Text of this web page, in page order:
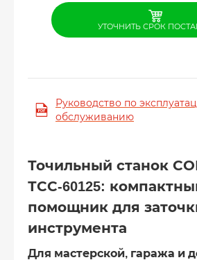
УТОЧНИТЬ СРОК
Руководство по
обслуживанию
Точильный станок
ТСС-60125:
помощник для
инструмента
Для мастерской, гаража и